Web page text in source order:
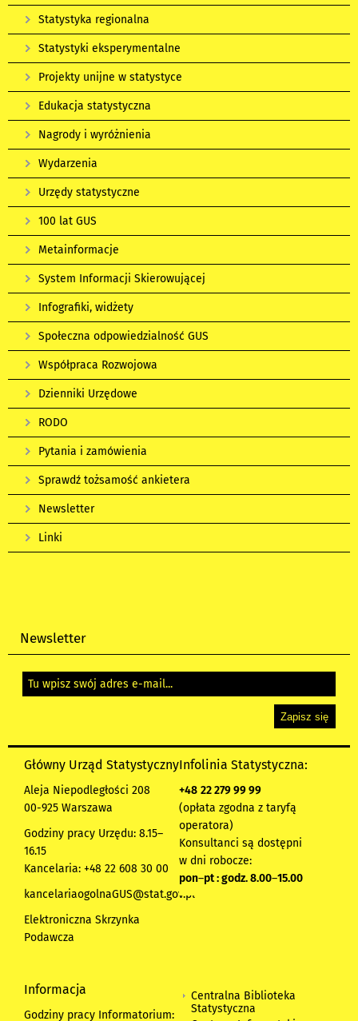
Statystyka regionalna
Statystyki eksperymentalne
Projekty unijne w statystyce
Edukacja statystyczna
Nagrody i wyróżnienia
Wydarzenia
Urzędy statystyczne
100 lat GUS
Metainformacje
System Informacji Skierowującej
Infografiki, widżety
Społeczna odpowiedzialność GUS
Współpraca Rozwojowa
Dzienniki Urzędowe
RODO
Pytania i zamówienia
Sprawdź tożsamość ankietera
Newsletter
Linki
Newsletter
Główny Urząd Statystyczny
Aleja Niepodległości 208
00-925 Warszawa
Godziny pracy Urzędu: 8.15–
16.15
Kancelaria: +48 22 608 30 00
kancelariaogolnaGUS@stat.gov.pl
Elektroniczna Skrzynka
Podawcza
Infolinia Statystyczna:
+48 22 279 99 99
(opłata zgodna z taryfą
operatora)
Konsultanci są dostępni
w dni robocze:
pon–pt : godz. 8.00–15.00
Informacja
Godziny pracy Informatorium:
Centralna Biblioteka
Statystyczna